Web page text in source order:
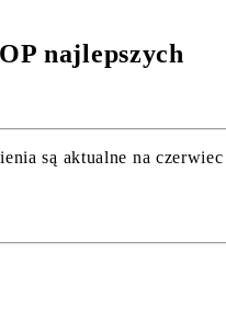
najlepszych
są aktualne na